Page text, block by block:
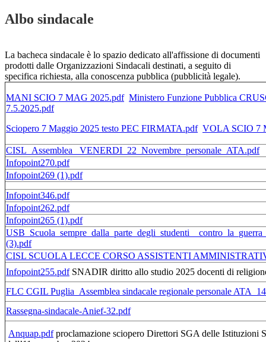
Albo sindacale
La bacheca sindacale è lo spazio dedicato all'affissione di documenti
prodotti dalle Organizzazioni Sindacali destinati, a seguito di
specifica richiesta, alla conoscenza pubblica (pubblicità legale).
MANI SCIO 7 MAG 2025.pdf Ministero Funzione Pubblica
7.5.2025.pdf
Sciopero 7 Maggio 2025 testo PEC FIRMATA.pdf VOLA SCIO 7
CISL_Assemblea _VENERDI_22_Novembre_personale_ATA.pdf
Infopoint270.pdf
Infopoint269 (1).pdf
Infopoint346.pdf
Infopoint262.pdf
Infopoint265 (1).pdf
(3).pdf
CISL SCUOLA LECCE CORSO ASSISTENTI
Infopoint255.pdfSNADIR diritto allo studio 2025 docenti di
FLC CGIL Puglia_Assemblea sindacale regionale personale
Rassegna-sindacale-Anief-32.pdf
Anquap.pdfproclamazione sciopero Direttori SGA delle Istituzioni